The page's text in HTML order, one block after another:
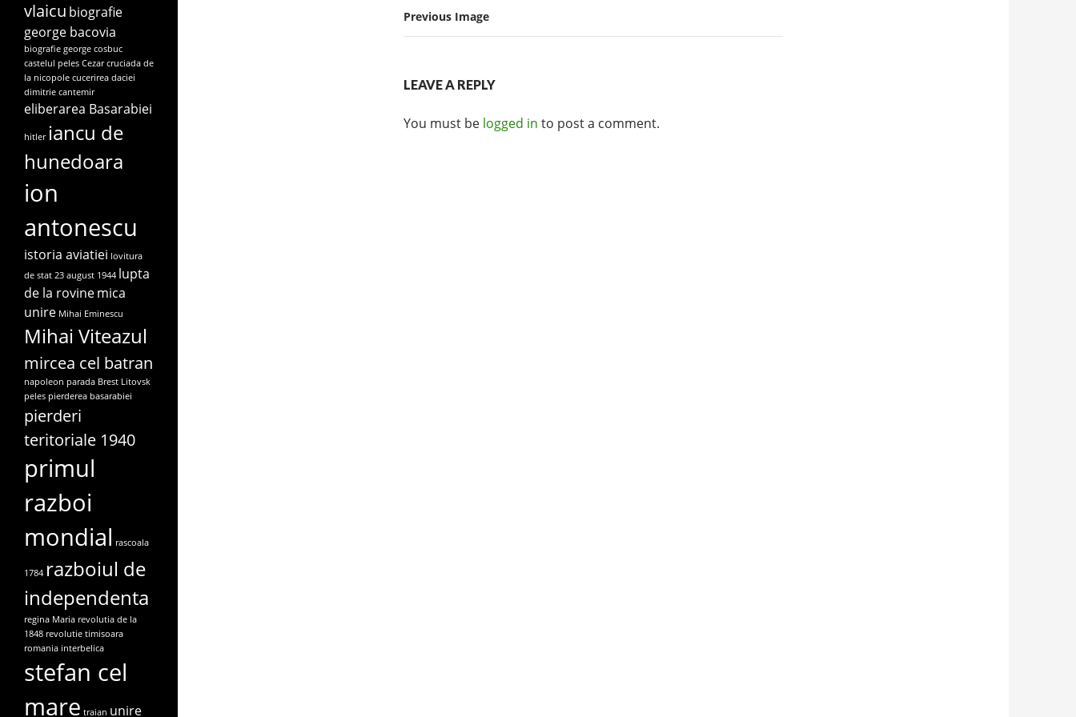
b
t
a
Previous Image
LEAVE A REPLY
You must be logged in to post a comment.
vlaicu biografie
george bacovia
biografie george cosbuc
castelul peles Cezar cruciada de
la nicopole cucerirea daciei
dimitrie cantemir
eliberarea Basarabiei
hitler iancu de
hunedoara
ion
antonescu
istoria aviatiei lovitura
de stat 23 august 1944 lupta
de la rovinemica
unire Mihai Eminescu
Mihai Viteazul
mircea cel batran
napoleon parada Brest Litovsk
peles pierderea basarabiei
pierderi
teritoriale 1940
primul
razboi
mondial rascoala
1784 razboiul de
independenta
regina Maria revolutia de la
1848 revolutie timisoara
romania interbelica
stefan cel
mare traian unire